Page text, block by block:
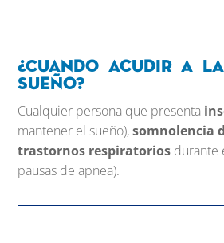
¿Cuando acudir a
Sueño?
Cualquier persona que presenta
mantener el sueño),somnolencia
trastornos respiratorios durante
pausas de apnea).